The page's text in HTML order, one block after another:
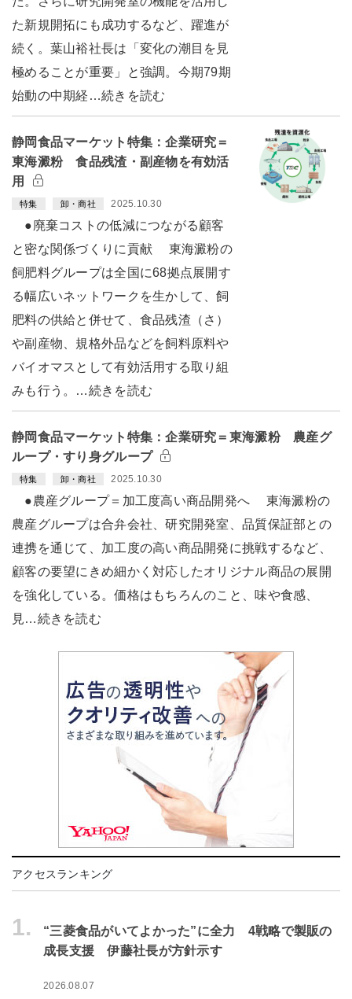
た新規開拓にも成功するなど、躍進が
続く。葉山裕社長は「変化の潮目を見
極めることが重要」と強調。今期79期
始動の中期経…続きを読む
静岡食品マーケット特集：企業研究＝
東海澱粉 食品残渣・副産物を有効活
用
特集 卸・商社 2025.10.30
●廃棄コストの低減につながる顧客
と密な関係づくりに貢献 東海澱粉の
飼肥料グループは全国に68拠点展開す
る幅広いネットワークを生かして、飼
肥料の供給と併せて、食品残渣（さ）
や副産物、規格外品などを飼料原料や
バイオマスとして有効活用する取り組
みも行う。…続きを読む
静岡食品マーケット特集：企業研究＝東海澱粉 農産グ
ループ・すり身グループ
特集 卸・商社 2025.10.30
●農産グループ＝加工度高い商品開発へ 東海澱粉の
農産グループは合弁会社、研究開発室、品質保証部との
連携を通じて、加工度の高い商品開発に挑戦するなど、
顧客の要望にきめ細かく対応したオリジナル商品の展開
を強化している。価格はもちろんのこと、味や食感、
見…続きを読む
アクセスランキング
1.
“三菱食品がいてよかった”に全力 4戦略で製販の
成長支援 伊藤社長が方針示す
2026.08.07